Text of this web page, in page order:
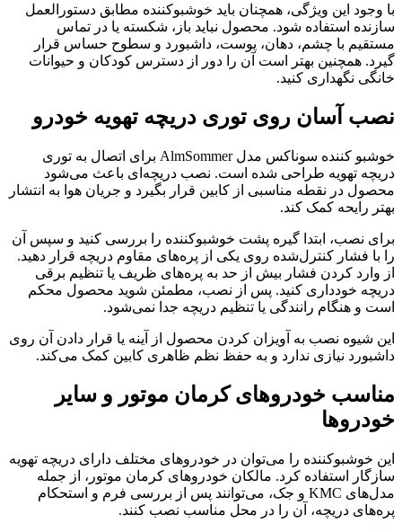
با وجود این ویژگی، همچنان باید خوشبوکننده مطابق دستورالعمل
سازنده استفاده شود. محصول نباید باز، شکسته یا در تماس
مستقیم با چشم، دهان، پوست، داشبورد و سطوح حساس قرار
گیرد. همچنین بهتر است آن را دور از دسترس کودکان و حیوانات
خانگی نگهداری کنید.
نصب آسان روی توری دریچه تهویه خودرو
خوشبو کننده سوناکس مدل AlmSommer برای اتصال به توری
دریچه تهویه طراحی شده است. نصب دریچه‌ای باعث می‌شود
محصول در نقطه مناسبی از کابین قرار بگیرد و جریان هوا به انتشار
بهتر رایحه کمک کند.
برای نصب، ابتدا گیره پشت خوشبوکننده را بررسی کنید و سپس آن
را با فشار کنترل‌شده روی یکی از پره‌های مقاوم دریچه قرار دهید.
از وارد کردن فشار بیش از حد به پره‌های ظریف یا تنظیم برقی
دریچه خودداری کنید. پس از نصب، مطمئن شوید محصول محکم
است و هنگام رانندگی یا تنظیم دریچه جدا نمی‌شود.
این شیوه نصب به آویزان کردن محصول از آینه یا قرار دادن آن روی
داشبورد نیازی ندارد و به حفظ نظم ظاهری کابین کمک می‌کند.
مناسب خودروهای کرمان موتور و سایر
خودروها
این خوشبوکننده را می‌توان در خودروهای مختلف دارای دریچه تهویه
سازگار استفاده کرد. مالکان خودروهای کرمان موتور، از جمله
مدل‌های KMC و جک، می‌توانند پس از بررسی فرم و استحکام
پره‌های دریچه، آن را در محل مناسب نصب کنند.